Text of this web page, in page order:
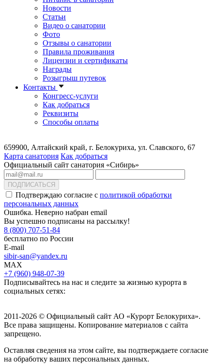
Новости
Статьи
Видео о санатории
Фото
Отзывы о санатории
Правила проживания
Лицензии и сертификаты
Награды
Розыгрыш путевок
Контакты
Конгресс-услуги
Как добраться
Реквизиты
Способы оплаты
659900, Алтайский край, г. Белокуриха, ул. Славского, 67
Карта санатория Как добраться
Официальный сайт санатория «Сибирь»
ПОДПИСАТЬСЯ
Подтверждаю согласие с политикой обработки
персональных данных
Ошибка. Неверно набран email
Вы успешно подписаны на рассылку!
8 (800) 707-51-84
бесплатно по России
E-mail
sibir-san@yandex.ru
MAX
+7 (960) 948-07-39
Подписывайтесь на нас и следите за жизнью курорта в
социальных сетях:
2011-2026 © Официальный сайт АО «Курорт Белокуриха».
Все права защищены. Копирование материалов с сайта
запрещено.
Оставляя сведения на этом сайте, вы подтверждаете согласие
на обработку ваших персональных данных.